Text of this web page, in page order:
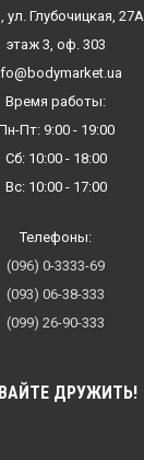
ул. Глубочицкая, 27А
этаж 3, оф. 303
Время работы:
Пт: 9:00 - 19:00
Сб: 10:00 - 18:00
Вс: 10:00 - 17:00
Телефоны:
(096) 0-3333-69
(093) 06-38-333
(099) 26-90-333
ДРУЖИТЬ!